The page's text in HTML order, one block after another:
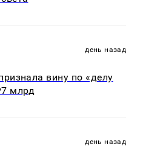
день назад
вину по «делу
млрд
день назад